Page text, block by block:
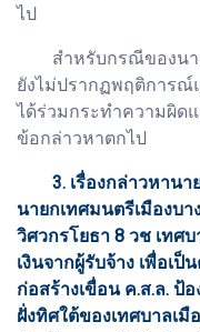
ไป
สำหรับกรณีของนาง
ยังไม่ปรากฏพฤติการณ์
ได้ร่วมกระทำความผิด
ข้อกล่าวหาตกไป
3. เรื่องกล่าวหาน
นายกเทศมนตรีเมืองบ
วิศวกรโยธา 8 วช เทศ
เงินจากผู้รับจ้าง เพื่อเ
ก่อสร้างเขื่อน ค.ส.ล.
ฝั่งทิศใต้ของเทศบาลเมื